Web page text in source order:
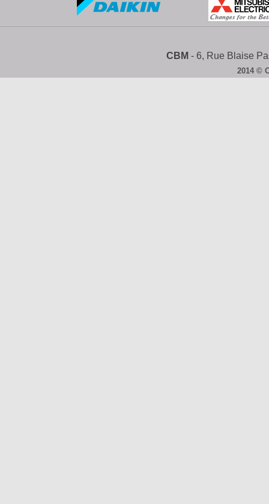
CBM - 6, Rue Blaise
2014 ©